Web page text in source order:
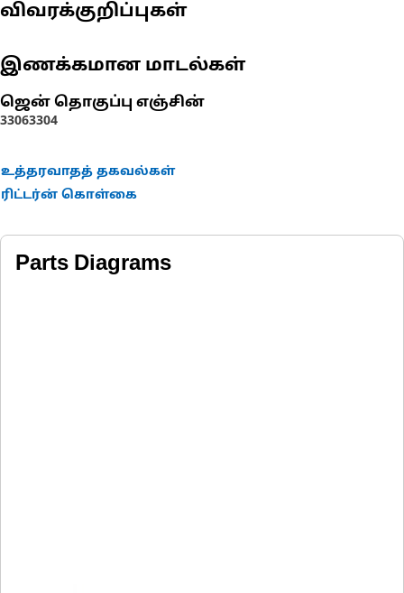
விவரக்குறிப்புகள்
இணக்கமான மாடல்கள்
ஜென் தொகுப்பு எஞ்சின்
33063304
உத்தரவாதத் தகவல்கள்
ரிட்டர்ன் கொள்கை
Parts Diagrams